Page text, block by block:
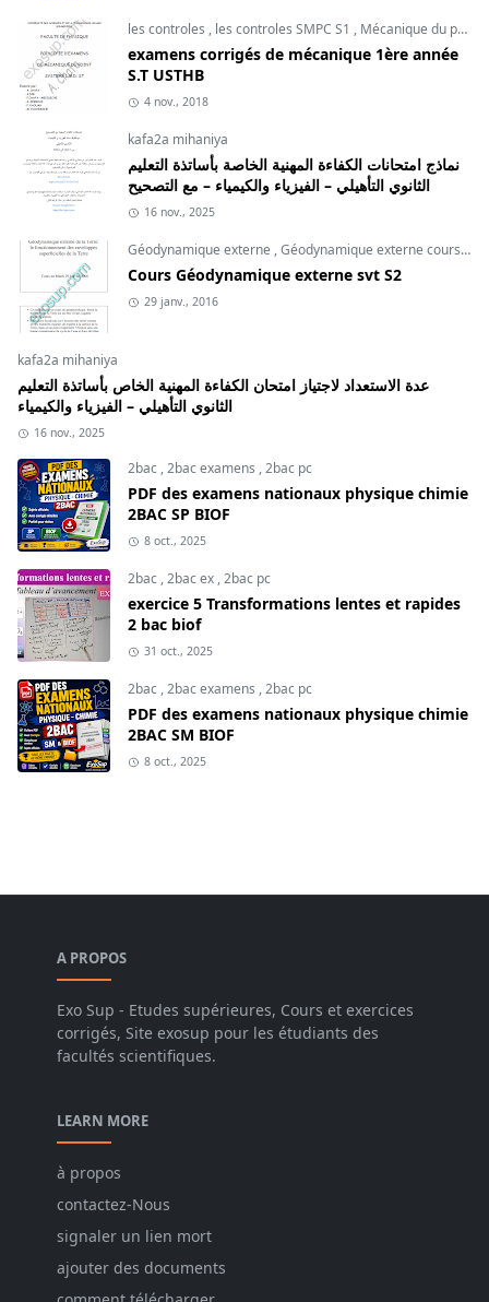
les controles , les controles SMPC S1 , Mécanique du point
examens corrigés de mécanique 1ère année
S.T USTHB
4 nov., 2018
kafa2a mihaniya
نماذج امتحانات الكفاءة المهنية الخاصة بأساتذة التعليم
الثانوي التأهيلي – الفيزياء والكيمياء – مع التصحيح
16 nov., 2025
Géodynamique externe ,Géodynamique externe cours ,
Cours Géodynamique externe svt S2
29 janv., 2016
kafa2a mihaniya
عدة الاستعداد لاجتياز امتحان الكفاءة المهنية الخاص بأساتذة التعليم
الثانوي التأهيلي – الفيزياء والكيمياء
16 nov., 2025
2bac,2bac examens ,2bac pc
PDF des examens nationaux physique chimie
2BAC SP BIOF
8 oct., 2025
2bac,2bac ex,2bac pc
exercice 5 Transformations lentes et rapides
2 bac biof
31 oct., 2025
2bac,2bac examens ,2bac pc
PDF des examens nationaux physique chimie
2BAC SM BIOF
8 oct., 2025
A PROPOS
Exo Sup - Etudes supérieures, Cours et exercices
corrigés, Site exosup pour les étudiants des
facultés scientifiques.
LEARN MORE
à propos
contactez-Nous
signaler un lien mort
ajouter des documents